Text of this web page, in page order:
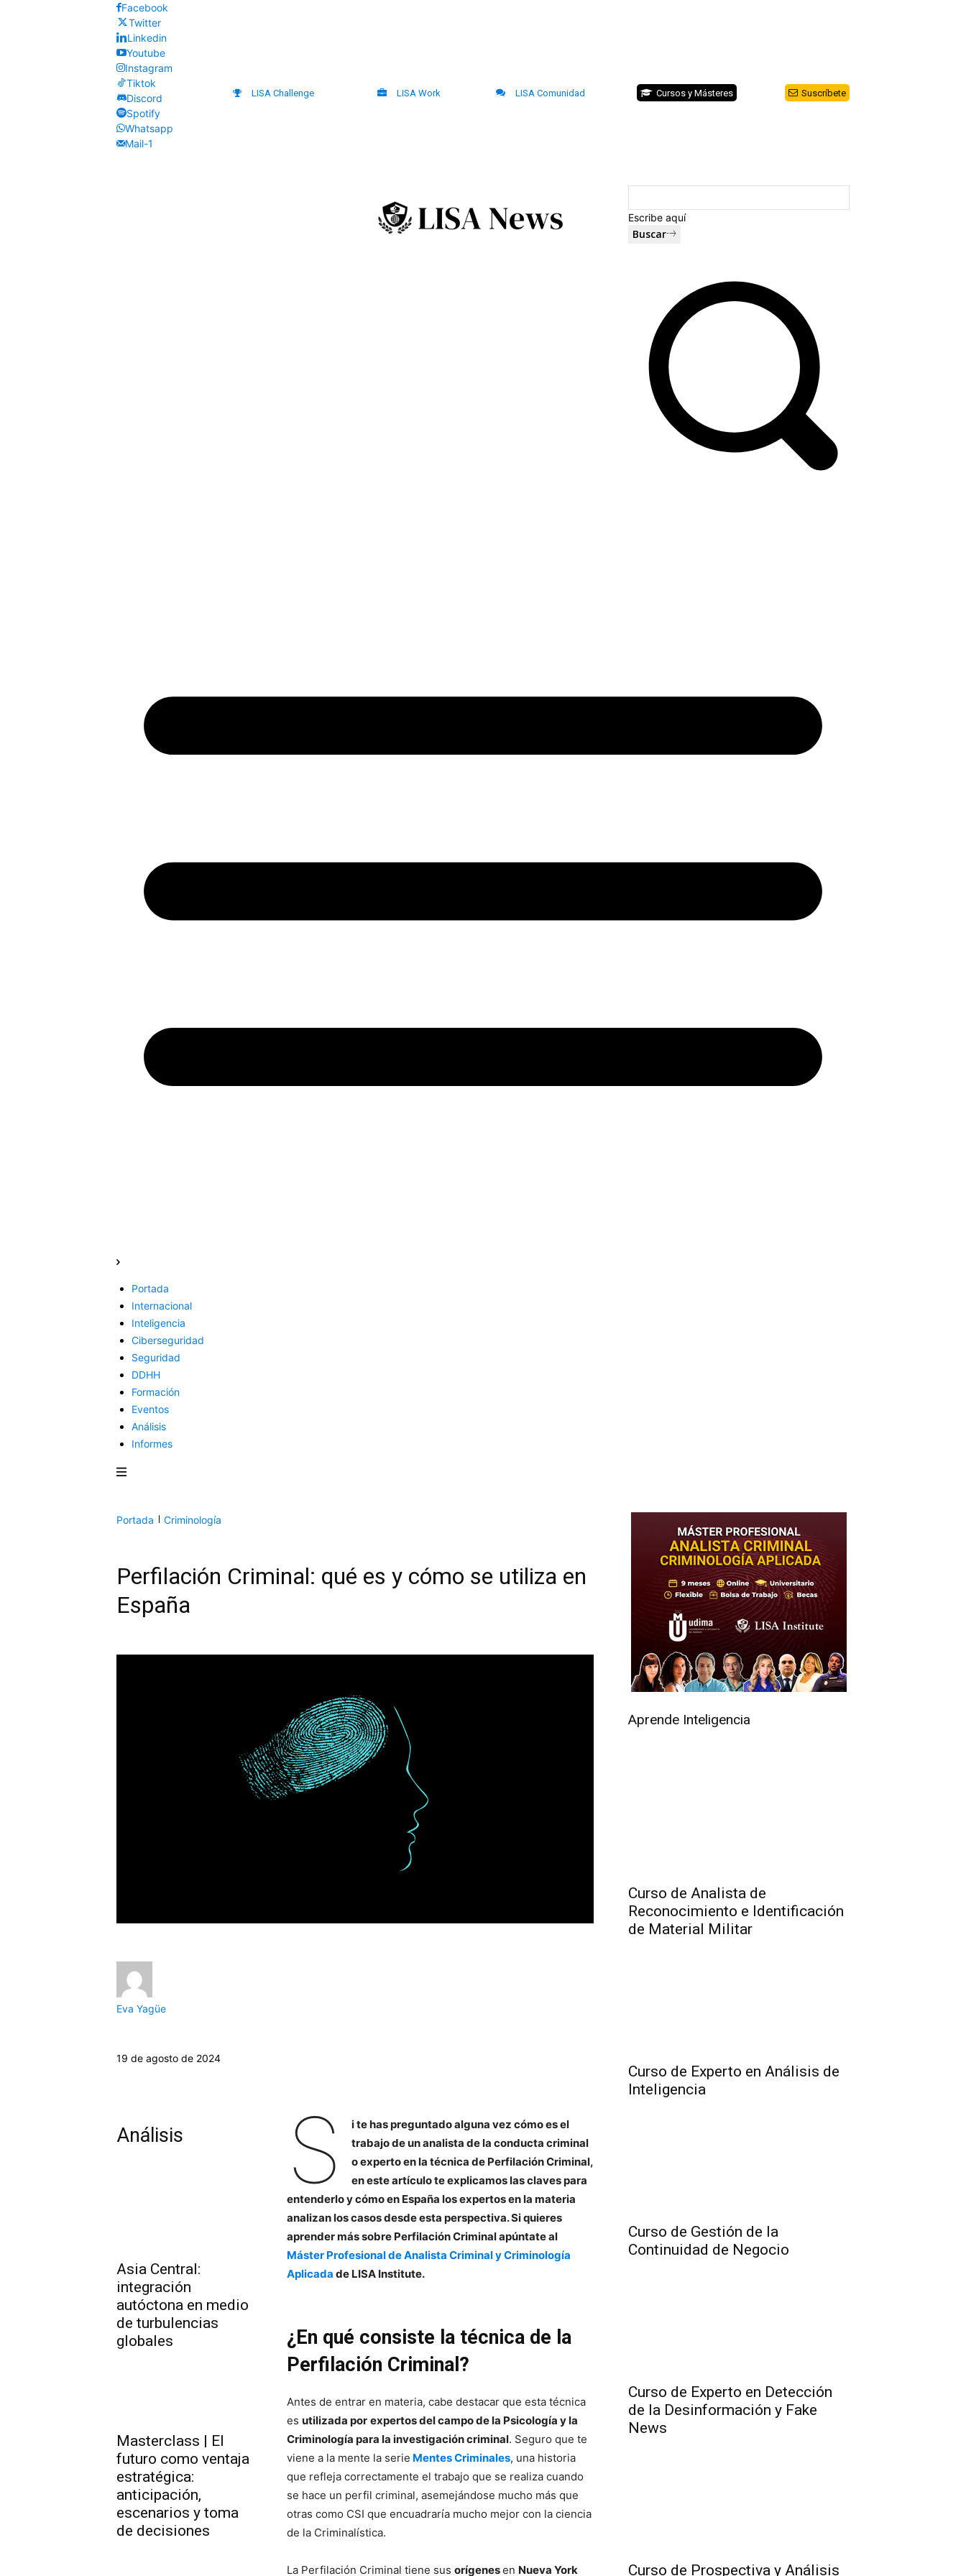
Suscríbete
Cursos y Másteres
LISA Comunidad
LISA Work
LISA Challenge
Facebook
Twitter
Linkedin
Youtube
Instagram
Tiktok
Discord
Spotify
Whatsapp
Mail-1
Escribe aquí
Buscar
Portada
Internacional
Inteligencia
Ciberseguridad
Seguridad
DDHH
Formación
Eventos
Análisis
Informes
Portada Criminología
Perfilación Criminal: qué es y cómo se utiliza en
España
Eva Yagüe
19 de agosto de 2024
Análisis
Asia Central:
integración
autóctona en medio
de turbulencias
globales
Masterclass | El
futuro como ventaja
estratégica:
anticipación,
escenarios y toma
de decisiones
S
i te has preguntado alguna vez cómo es el
trabajo de un analista de la conducta criminal
o experto en la técnica de Perfilación Criminal,
en este artículo te explicamos las claves para
entenderlo y cómo en España los expertos en la materia
analizan los casos desde esta perspectiva. Si quieres
aprender más sobre Perfilación Criminal apúntate al
Máster Profesional de Analista Criminal y Criminología
Aplicada de LISA Institute.
¿En qué consiste la técnica de la
Perfilación Criminal?
Antes de entrar en materia, cabe destacar que esta técnica
esutilizada por expertos del campo de la Psicología y la
Criminología para la investigación criminal. Seguro que te
viene a la mente la serie Mentes Criminales, una historia
que refleja correctamente el trabajo que se realiza cuando
se hace un perfil criminal, asemejándose mucho más que
otras como CSI que encuadraría mucho mejor con la ciencia
de la Criminalística.
La Perfilación Criminal tiene susorígenesen Nueva York
Aprende Inteligencia
Curso de Analista de
Reconocimiento e Identificación
de Material Militar
Curso de Experto en Análisis de
Inteligencia
Curso de Gestión de la
Continuidad de Negocio
Curso de Experto en Detección
de la Desinformación y Fake
News
Curso de Prospectiva y Análisis